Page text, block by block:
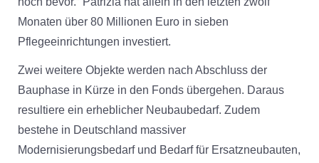
Monaten über 80 Millionen Euro in sieben
Pflegeeinrichtungen investiert.
Zwei weitere Objekte werden nach Abschluss der
Bauphase in Kürze in den Fonds übergehen. Daraus
resultiere ein erheblicher Neubaubedarf. Zudem
bestehe in Deutschland massiver
Modernisierungsbedarf und Bedarf für Ersatzneubauten,